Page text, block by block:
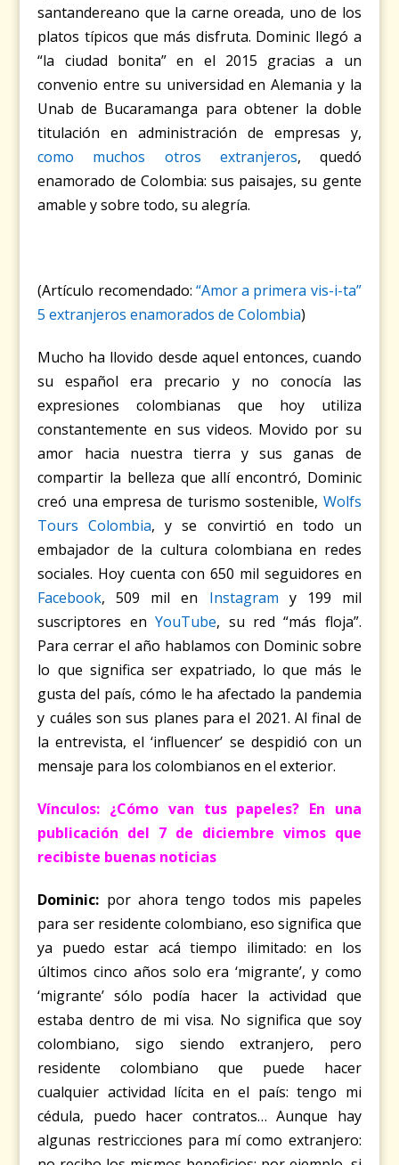
santandereano que la carne oreada, uno de los
platos típicos que más disfruta. Dominic llegó a
“la ciudad bonita” en el 2015 gracias a un
convenio entre su universidad en Alemania y la
Unab de Bucaramanga para obtener la doble
titulación en administración de empresas y,
como muchos otros extranjeros, quedó
enamorado de Colombia: sus paisajes, su gente
amable y sobre todo, su alegría.
(Artículo recomendado: “Amor a primera vis-i-ta”
5 extranjeros enamorados de Colombia)
Mucho ha llovido desde aquel entonces, cuando
su español era precario y no conocía las
expresiones colombianas que hoy utiliza
constantemente en sus videos. Movido por su
amor hacia nuestra tierra y sus ganas de
compartir la belleza que allí encontró, Dominic
creó una empresa de turismo sostenible, Wolfs
Tours Colombia, y se convirtió en todo un
embajador de la cultura colombiana en redes
sociales. Hoy cuenta con 650 mil seguidores en
Facebook, 509 mil en Instagram y 199 mil
suscriptores enYouTube, su red “más floja”.
Para cerrar el año hablamos con Dominic sobre
lo que significa ser expatriado, lo que más le
gusta del país, cómo le ha afectado la pandemia
y cuáles son sus planes para el 2021. Al final de
la entrevista, el ‘influencer’ se despidió con un
mensaje para los colombianos en el exterior.
Vínculos: ¿Cómo van tus papeles? En una
publicación del 7 de diciembre vimos que
recibiste buenas noticias
Dominic: por ahora tengo todos mis papeles
para ser residente colombiano, eso significa que
ya puedo estar acá tiempo ilimitado: en los
últimos cinco años solo era ‘migrante’, y como
‘migrante’ sólo podía hacer la actividad que
estaba dentro de mi visa. No significa que soy
colombiano, sigo siendo extranjero, pero
residente colombiano que puede hacer
cualquier actividad lícita en el país: tengo mi
cédula, puedo hacer contratos… Aunque hay
algunas restricciones para mí como extranjero: